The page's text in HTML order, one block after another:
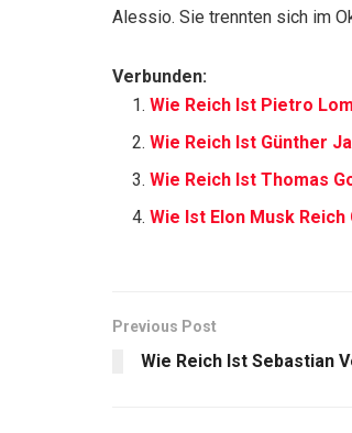
Alessio. Sie trennten sich im
Verbunden:
Wie Reich Ist Pietro
Wie Reich Ist Günther
Wie Reich Ist Thomas
Wie Ist Elon Musk Reich
Previous Post
Wie Reich Ist Sebastian